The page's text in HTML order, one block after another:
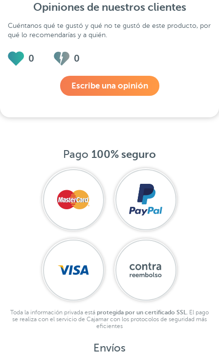
Opiniones de nuestros clientes
Cuéntanos qué te gustó y qué no te gustó de este producto, por
qué lo recomendarías y a quién.
0 0
Escribe una opinión
Pago 100% seguro
Toda la información privada está protegida por un certificado SSL.
El pago
se realiza con el servicio de Cajamar con los protocolos de seguridad más
eficientes
Envíos